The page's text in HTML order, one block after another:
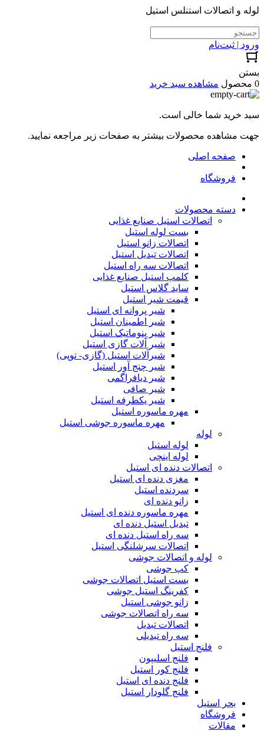
لوله و اتصالات استنلس استیل
ورود | ثبت‌نام
بستن
0 محصول
مشاهده سبد خرید
سبد خرید شما خالی است.
جهت مشاهده محصولات بیشتر به صفحات زیر مراجعه نمایید.
صفحه اصلی
فروشگاه
دسته محصولات
اتصالات استیل صنایع غذایی
بست لوله استیل
اتصالات زانو استیل
اتصالات تبدیل استیل
اتصالات سه راه استیل
کلمپ استیل صنایع غذایی
ساید گلاس استیل
قیمت شیر استیل
شیر پروانه ای استیل
شیر اطمینان استیل
شیر پنوماتیک استیل
شیر آلات گازی استیل
شیرآلات استیل (گازی- توپی)
شیر چنج آور استیل
شیر دیافراگمی
شیر صافی
شیر یکطرفه استیل
مهره ماسوره استیل
مهره ماسوره جوشی استیل
لوله
لوله استیل
لوله اینچی
اتصالات دنده ای استیل
مغزی دنده ای استیل
سردنده استیل
زانو دنده ای
مهره ماسوره دنده ای استیل
تبدیل استیل دنده ای
سه راه استیل دنده ای
اتصالات سرشلنگی استیل
لوله و اتصالات جوشی
کپ جوشی
بست استیل اتصالات جوشی
کفرینگ استیل جوشی
زانو جوشی استیل
سه راه اتصالات جوشی
اتصالات تبدیل
سه راه تبدیلی
فلنج استیل
فلنج اسلیپون
فلنج کور استیل
فلنج دنده ای استیل
فلنج گلودار استیل
بحر استیل
فروشگاه
مقالات